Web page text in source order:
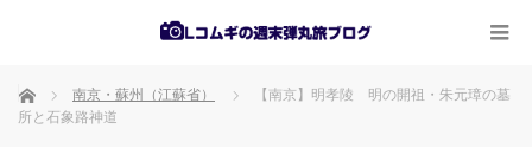
ホーム 南京・蘇州（江蘇省）
【南京】明孝陵 明の開祖・朱元璋の墓
所と石象路神道